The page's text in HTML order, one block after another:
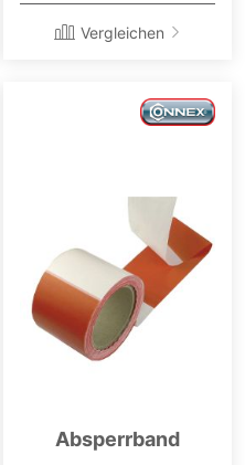
Vergleichen
Absperrband